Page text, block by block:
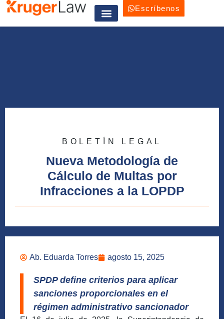
Escríbenos
BOLETÍN LEGAL
Nueva Metodología de
Cálculo de Multas por
Infracciones a la LOPDP
Ab. Eduarda Torres agosto 15, 2025
SPDP define criterios para aplicar
sanciones proporcionales en el
régimen administrativo sancionador